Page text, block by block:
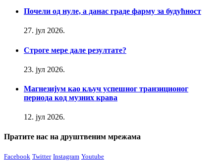
Почели од нуле, а данас граде фарму за будућност
27. јул 2026.
Строге мере дале резултате?
23. јул 2026.
Магнезијум као кључ успешног транзиционог
периода код музних крава
12. јул 2026.
Пратите нас на друштвеним мрежама
Facebook Twitter Instagram Youtube